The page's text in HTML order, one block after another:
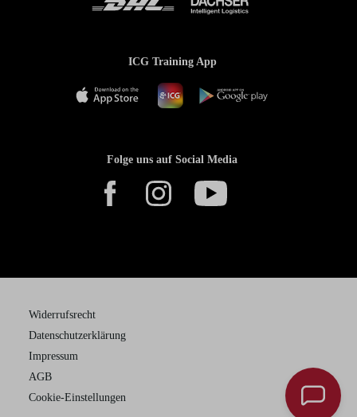
ICG Training App
Folge uns auf Social Media
Widerrufsrecht
Datenschutzerklärung
Impressum
AGB
Cookie-Einstellungen